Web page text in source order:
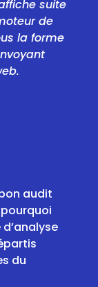
suite
de
la forme
audit
pourquoi
du